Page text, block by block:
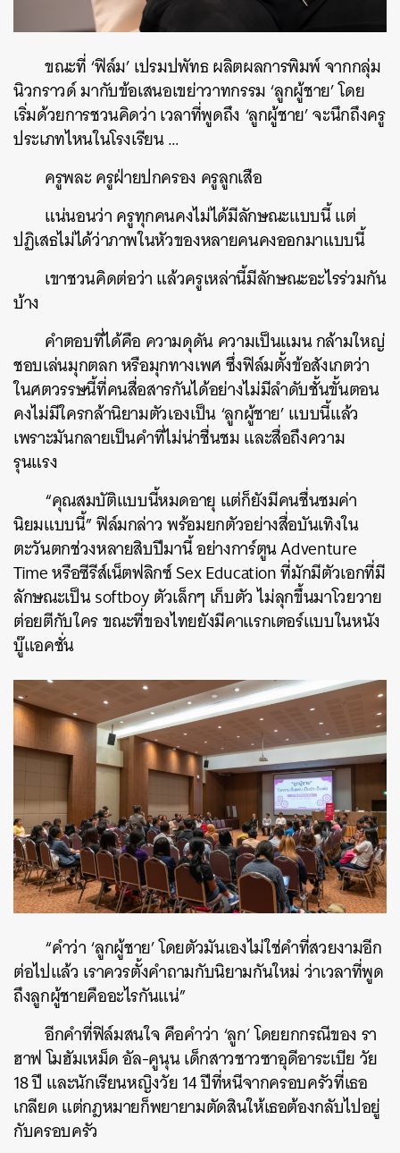
ขณะที่ ‘ฟิล์ม’ เปรมปพัทธ ผลิตผลการพิมพ์ จากกลุ่ม
นิวกราวด์ มากับข้อเสนอเขย่าวาทกรรม ‘ลูกผู้ชาย’ โดย
เริ่มด้วยการชวนคิดว่า เวลาที่พูดถึง ‘ลูกผู้ชาย’ จะนึกถึงครู
ประเภทไหนในโรงเรียน …
ครูพละ ครูฝ่ายปกครอง ครูลูกเสือ
แน่นอนว่า ครูทุกคนคงไม่ได้มีลักษณะแบบนี้ แต่
ปฏิเสธไม่ได้ว่าภาพในหัวของหลายคนคงออกมาแบบนี้
เขาชวนคิดต่อว่า แล้วครูเหล่านี้มีลักษณะอะไรร่วมกัน
บ้าง
คำตอบที่ได้คือ ความดุดัน ความเป็นแมน กล้ามใหญ่
ชอบเล่นมุกตลก หรือมุกทางเพศ ซึ่งฟิล์มตั้งข้อสังเกตว่า
ในศตวรรษนี้ที่คนสื่อสารกันได้อย่างไม่มีลำดับชั้นขั้นตอน
คงไม่มีใครกล้านิยามตัวเองเป็น ‘ลูกผู้ชาย’ แบบนี้แล้ว
เพราะมันกลายเป็นคำที่ไม่น่าชื่นชม และสื่อถึงความ
รุนแรง
“คุณสมบัติแบบนี้หมดอายุ แต่ก็ยังมีคนชื่นชมค่า
นิยมแบบนี้” ฟิล์มกล่าว พร้อมยกตัวอย่างสื่อบันเทิงใน
ตะวันตกช่วงหลายสิบปีมานี้ อย่างการ์ตูน Adventure
Time หรือซีรีส์เน็ตฟลิกซ์ Sex Education ที่มักมีตัวเอกที่มี
ลักษณะเป็น softboy ตัวเล็กๆ เก็บตัว ไม่ลุกขึ้นมาโวยวาย
ต่อยตีกับใคร ขณะที่ของไทยยังมีคาแรกเตอร์แบบในหนัง
บู๊แอคชั่น
“คำว่า ‘ลูกผู้ชาย’ โดยตัวมันเองไม่ใช่คำที่สวยงามอีก
ต่อไปแล้ว เราควรตั้งคำถามกับนิยามกันใหม่ ว่าเวลาที่พูด
ถึงลูกผู้ชายคืออะไรกันแน่”
อีกคำที่ฟิล์มสนใจ คือคำว่า ‘ลูก’ โดยยกกรณีของ รา
ฮาฟ โมฮัมเหม็ด อัล-คูนุน เด็กสาวชาวซาอุดีอาระเบีย วัย
18 ปี และนักเรียนหญิงวัย 14 ปีที่หนีจากครอบครัวที่เธอ
เกลียด แต่กฎหมายก็พยายามตัดสินให้เธอต้องกลับไปอยู่
กับครอบครัว